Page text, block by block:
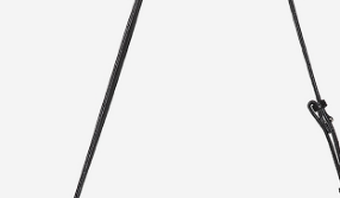
Previous